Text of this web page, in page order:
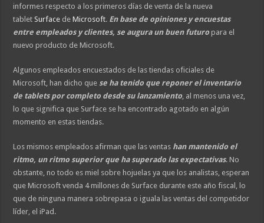
informes respecto a los primeros días de venta de la nueva
tabletSurface deMicrosoft. En base de opiniones y encuestas
entre empleados y clientes, se augura un buen futuro para el
nuevo producto de Microsoft.
Algunos empleados encuestados de las tiendas oficiales de
Microsoft, han dicho que se ha tenido que reponer el inventario
de tablets por completo desde su lanzamiento , al menos una vez,
lo que significa que Surface se ha encontrado agotado en algún
momento en estas tiendas.
Los mismos empleados afirman que las ventas han mantenido el
ritmo, un ritmo superior que ha superado las expectativas. No
obstante, no todo es miel sobre hojuelas ya que los analistas, esperan
que Microsoft venda 4 millones de Surface durante este año fiscal, lo
que de ninguna manera sobrepasa o iguala las ventas del competidor
líder, el iPad.